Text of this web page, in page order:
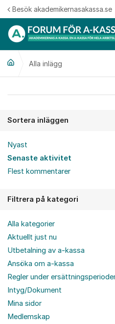
Hoppa till innehåll
Besök akademikernasakassa.se
Alla inlägg
Sortera inläggen
Nyast
Senaste aktivitet
Flest kommentarer
Filtrera på kategori
Alla kategorier
Aktuellt just nu
Utbetalning av a-kassa
Ansöka om a-kassa
Regler under
Intyg/Dokument
Mina sidor
Medlemskap